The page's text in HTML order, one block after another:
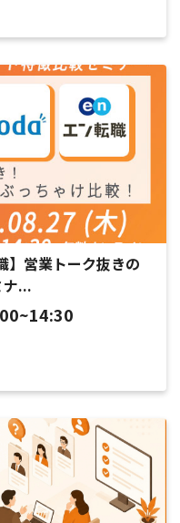
】営業トーク抜きの
ナ...